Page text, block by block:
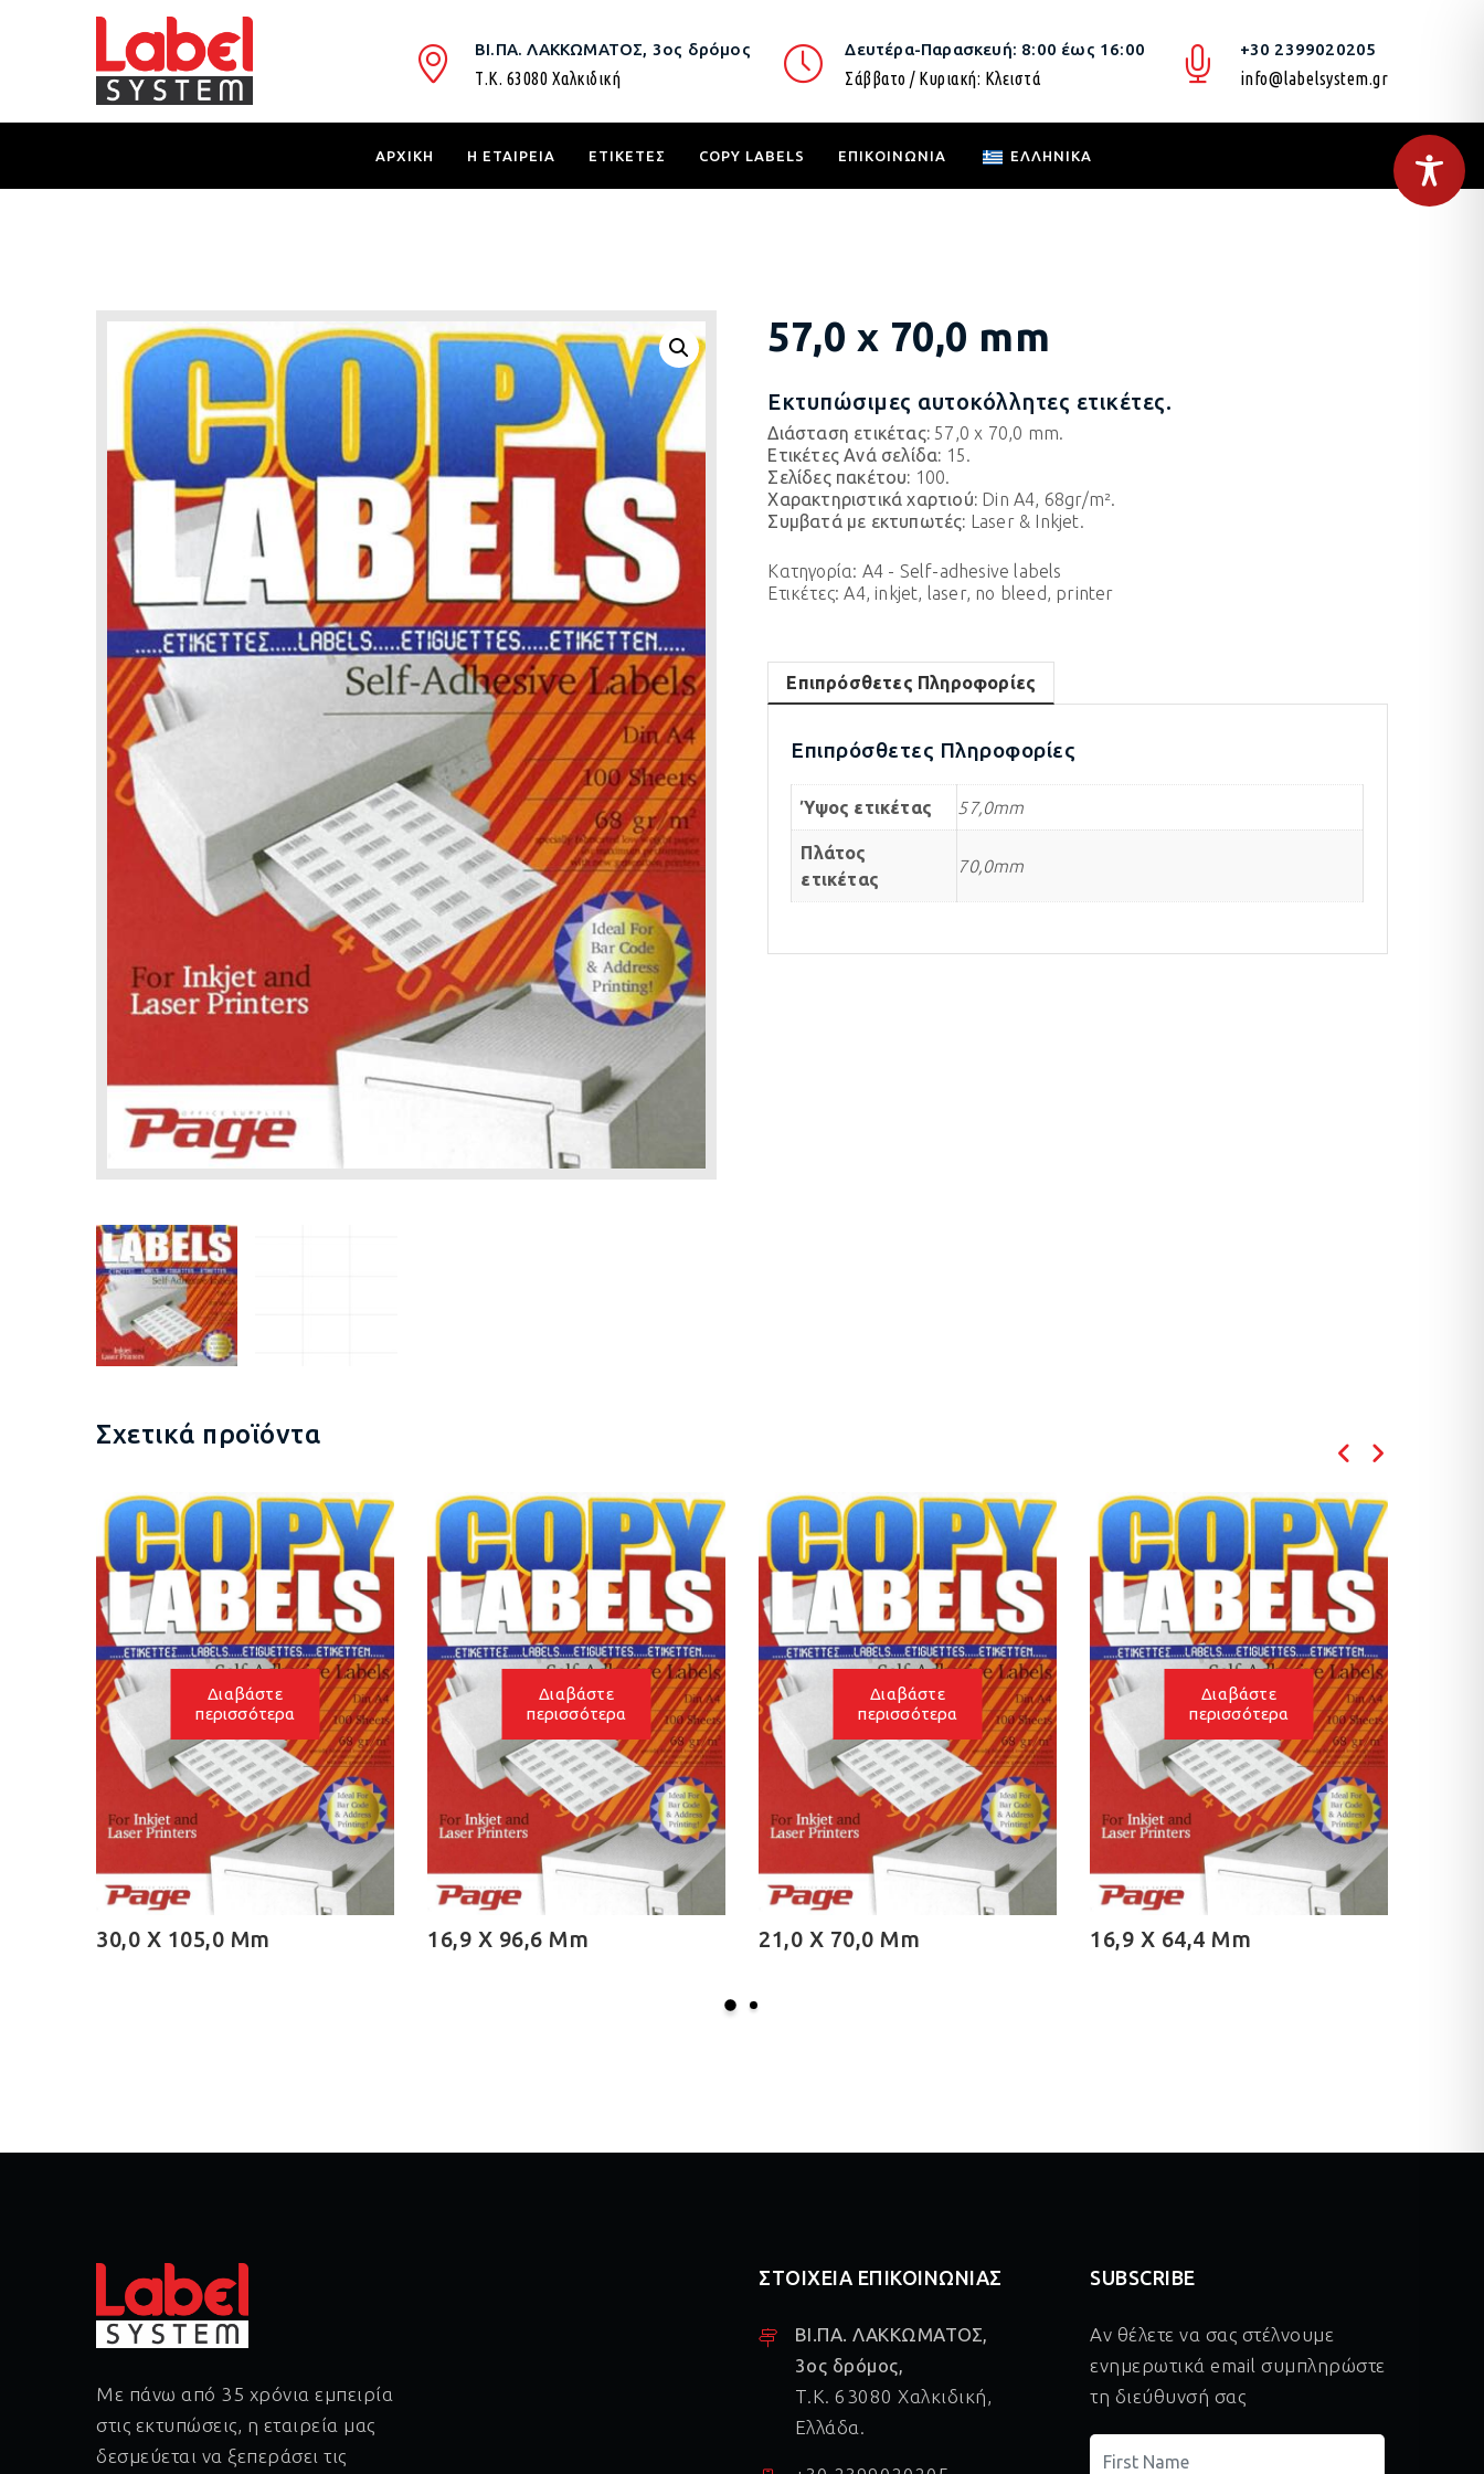
ΒΙ.ΠΑ. ΛΑΚΚΩΜΑΤΟΣ, 3ος δρόμος
Τ.Κ. 63080 Χαλκιδική
Δευτέρα-Παρασκευή: 8:00 έως 16:00
Σάββατο / Κυριακή: Κλειστά
+30 2399020205
info@labelsystem.gr
ΑΡΧΙΚΗ Η ΕΤΑΙΡΕΙΑ ΕΤΙΚΕΤΕΣ COPY LABELS ΕΠΙΚΟΙΝΩΝΙΑ ΕΛΛΗΝΙΚΆ
57,0 x 70,0 mm
Εκτυπώσιμες αυτοκόλλητες ετικέτες.
Διάσταση ετικέτας: 57,0 x 70,0 mm.
Ετικέτες Ανά σελίδα: 15.
Σελίδες πακέτου: 100.
Χαρακτηριστικά χαρτιού: Din A4, 68gr/m².
Συμβατά με εκτυπωτές: Laser & Inkjet.
Κατηγορία: A4 - Self-adhesive labels
Ετικέτες:A4,inkjet, laser, no bleed, printer
Επιπρόσθετες Πληροφορίες
Επιπρόσθετες Πληροφορίες
Ύψος ετικέτας 57,0mm
Πλάτος
ετικέτας
70,0mm
Σχετικά προϊόντα
Διαβάστε
περισσότερα
30,0 X 105,0 Mm
Διαβάστε
περισσότερα
16,9 X 96,6 Mm
Διαβάστε
περισσότερα
21,0 X 70,0 Mm
Διαβάστε
περισσότερα
16,9 X 64,4 Mm
Με πάνω από 35 χρόνια εμπειρία
στις εκτυπώσεις, η εταιρεία μας
δεσμεύεται να ξεπεράσει τις
ΣΤΟΙΧΕΙΑ ΕΠΙΚΟΙΝΩΝΙΑΣ
ΒΙ.ΠΑ. ΛΑΚΚΩΜΑΤΟΣ,
3ος δρόμος,
Τ.Κ. 63080 Χαλκιδική,
Ελλάδα.
SUBSCRIBE
Αν θέλετε να σας στέλνουμε
ενημερωτικά email συμπληρώστε
τη διεύθυνσή σας